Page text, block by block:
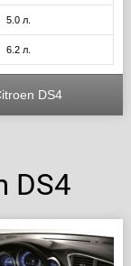
5.0 л.
6.2 л.
DS4
DS4